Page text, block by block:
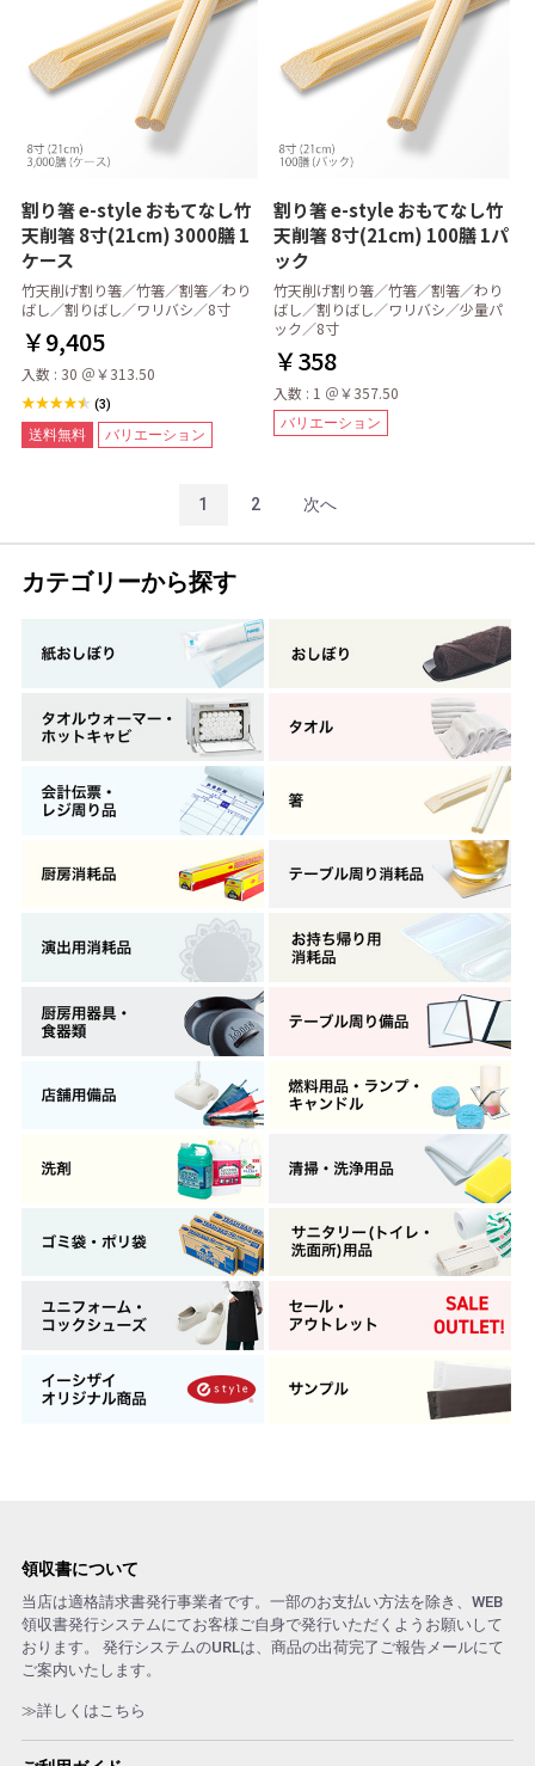
割り箸 e-style おもてなし竹
天削箸 8寸(21cm) 3000膳 1
ケース
竹天削げ割り箸／竹箸／割箸／わり
ばし／割りばし／ワリバシ／8寸
￥9,405
入数 : 30 ＠￥313.50
(3)
送料無料 バリエーション
割り箸 e-style おもてなし竹
天削箸 8寸(21cm) 100膳 1パ
ック
竹天削げ割り箸／竹箸／割箸／わり
ばし／割りばし／ワリバシ／少量パ
ック／8寸
￥358
入数 : 1 ＠￥357.50
バリエーション
1 2 次へ
カテゴリーから探す
領収書について
当店は適格請求書発行事業者です。一部のお支払い方法を除き、WEB
領収書発行システムにてお客様ご自身で発行いただくようお願いして
おります。 発行システムのURLは、商品の出荷完了ご報告メールにて
ご案内いたします。
≫詳しくはこちら